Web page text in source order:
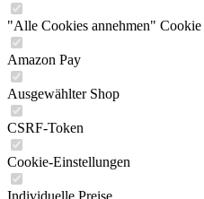
"Alle Cookies annehmen" Cookie
Amazon Pay
Ausgewählter Shop
CSRF-Token
Cookie-Einstellungen
Individuelle Preise